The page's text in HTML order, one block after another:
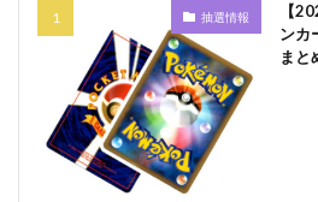
抽選情報
【
ンカ
まと